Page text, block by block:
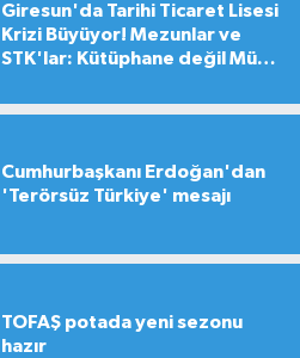
Giresun'da Tarihi Ticaret Lisesi
Krizi Büyüyor! Mezunlar ve
STK'lar: Kütüphane değil Müze
Cumhurbaşkanı Erdoğan'dan
'Terörsüz Türkiye' mesajı
TOFAŞ potada yeni sezonu
hazır